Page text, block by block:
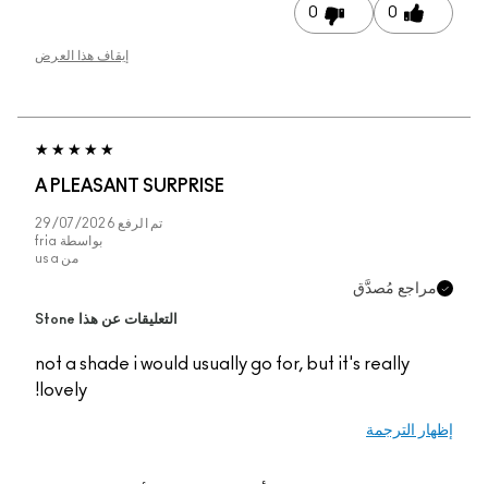
0
إيقاف هذا العرض
A PLEASANT SURPRISE
29/07/2026
fria
مُصدَّق
التعليقات عن هذا Stone
not a shade i would usually go for, but it's really
الترجمة